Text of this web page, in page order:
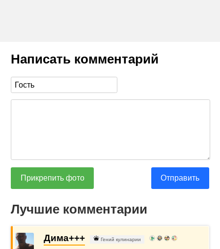
Написать комментарий
Прикрепить фото Отправить
Лучшие комментарии
Дима+++ Гений кулинарии